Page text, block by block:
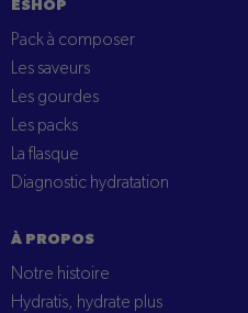
ESHOP
Pack à composer
Les saveurs
Les gourdes
Les packs
La flasque
Diagnostic hydratation
À PROPOS
Notre histoire
Hydratis, hydrate plus